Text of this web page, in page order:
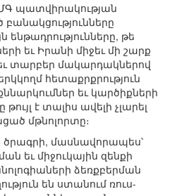
պատվիրակության
թե
եւ Իրանի միջեւ մի շարք
եւ տարբեր մակարդակներով
հետաքրքրություն
եւ կարծիքների
է տալիս ավելի չլարել
մթնոլորտը։
ծրագրի, մասնավորապես՝
եւ միջուկային զենքի
ձեռքբերման
են ստանում ռուս-